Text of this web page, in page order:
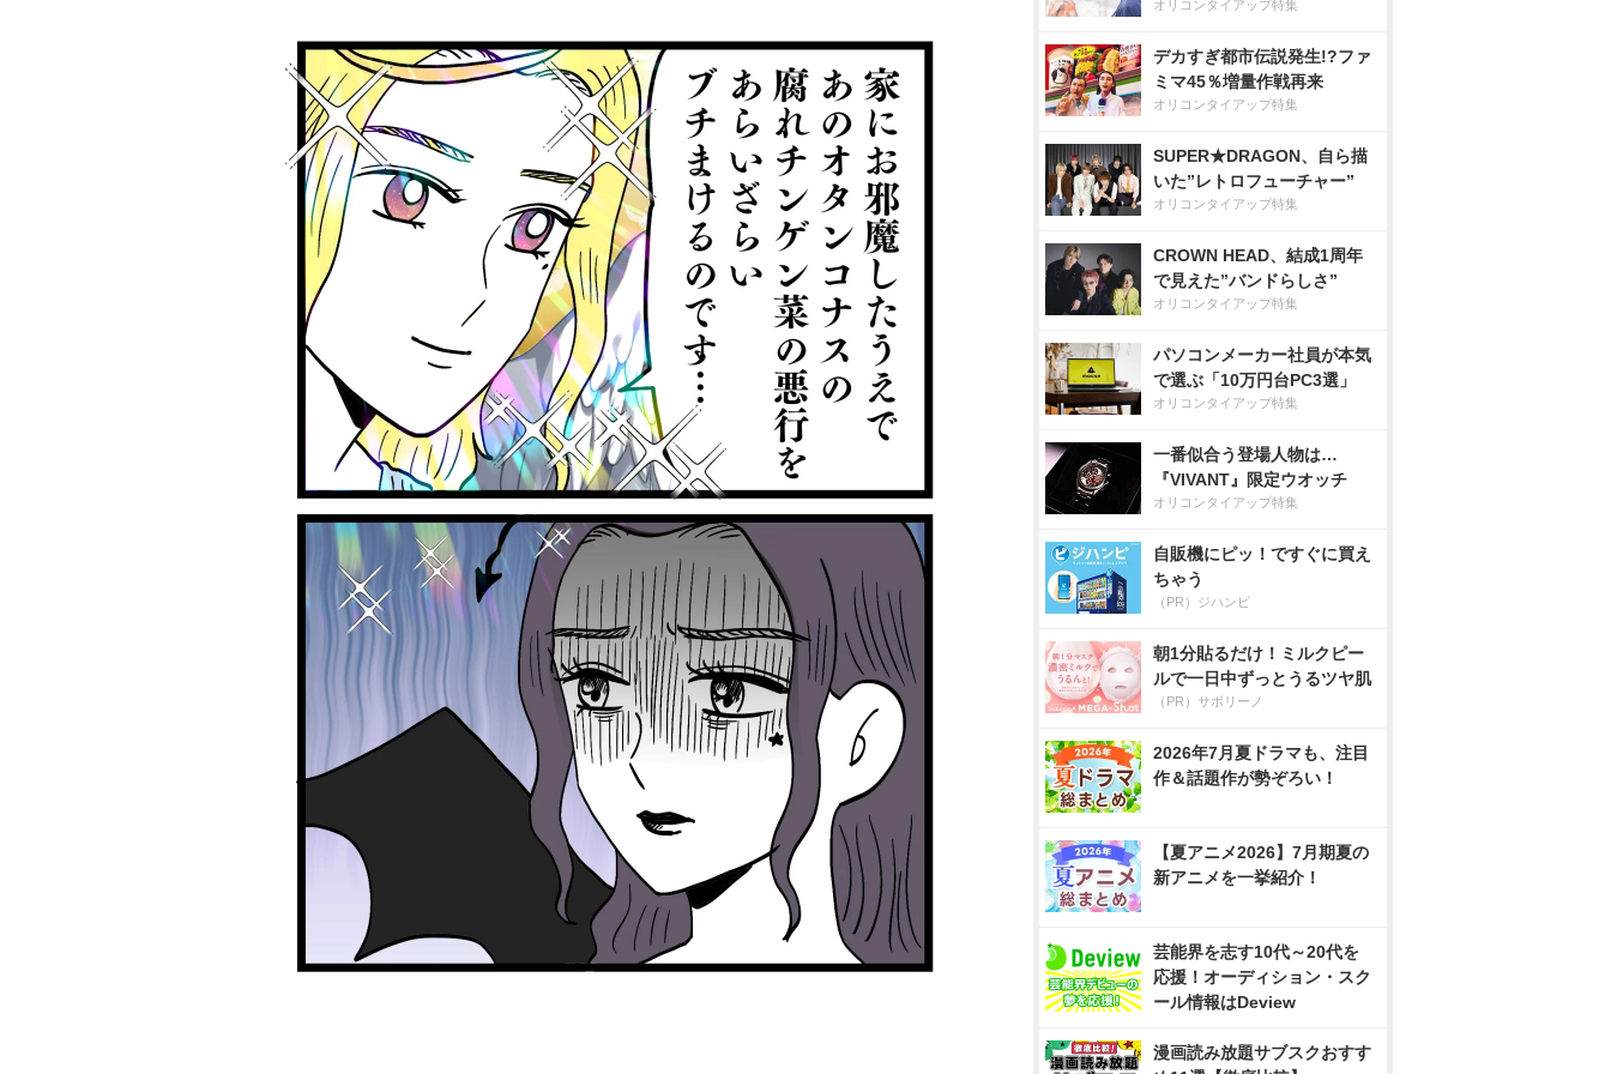
オリコンタイアップ特集
デカすぎ都市伝説発生!?ファ
ミマ45％増量作戦再来
オリコンタイアップ特集
SUPER★DRAGON、自ら描
いた”レトロフューチャー”
オリコンタイアップ特集
CROWN HEAD、結成1周年
で見えた”バンドらしさ”
オリコンタイアップ特集
パソコンメーカー社員が本気
で選ぶ「10万円台PC3選」
オリコンタイアップ特集
一番似合う登場人物は…
『VIVANT』限定ウオッチ
オリコンタイアップ特集
自販機にピッ！ですぐに買え
ちゃう
（PR）ジハンピ
朝1分貼るだけ！ミルクピー
ルで一日中ずっとうるツヤ肌
（PR）サボリーノ
2026年7月夏ドラマも、注目
作＆話題作が勢ぞろい！
【夏アニメ2026】7月期夏の
新アニメを一挙紹介！
芸能界を志す10代～20代を
応援！オーディション・スク
ール情報はDeview
漫画読み放題サブスクおすす